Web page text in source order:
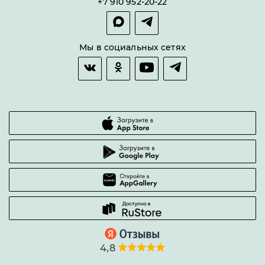
Гарантии качества
Часто задаваемые вопросы
Мы в социальных сетях
4,8